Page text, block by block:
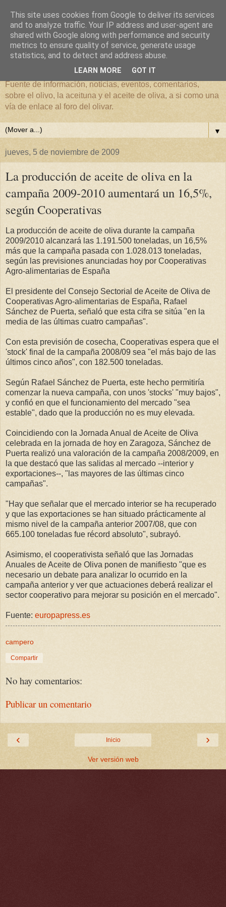
El mundo del Olivar
Fuente de información, noticias, eventos, comentarios,
sobre el olivo, la aceituna y el aceite de oliva, a si como una
vía de enlace al foro del olivar.
▼
jueves, 5 de noviembre de 2009
La producción de aceite de oliva en la
campaña 2009-2010 aumentará un 16,5%,
según Cooperativas
La producción de aceite de oliva durante la campaña
2009/2010 alcanzará las 1.191.500 toneladas, un 16,5%
más que la campaña pasada con 1.028.013 toneladas,
según las previsiones anunciadas hoy por Cooperativas
Agro-alimentarias de España
El presidente del Consejo Sectorial de Aceite de Oliva de
Cooperativas Agro-alimentarias de España, Rafael
Sánchez de Puerta, señaló que esta cifra se sitúa "en la
media de las últimas cuatro campañas".
Con esta previsión de cosecha, Cooperativas espera que el
'stock' final de la campaña 2008/09 sea "el más bajo de las
últimos cinco años", con 182.500 toneladas.
Según Rafael Sánchez de Puerta, este hecho permitiría
comenzar la nueva campaña, con unos 'stocks' "muy bajos",
y confió en que el funcionamiento del mercado "sea
estable", dado que la producción no es muy elevada.
Coincidiendo con la Jornada Anual de Aceite de Oliva
celebrada en la jornada de hoy en Zaragoza, Sánchez de
Puerta realizó una valoración de la campaña 2008/2009, en
la que destacó que las salidas al mercado --interior y
exportaciones--, "las mayores de las últimas cinco
campañas".
"Hay que señalar que el mercado interior se ha recuperado
y que las exportaciones se han situado prácticamente al
mismo nivel de la campaña anterior 2007/08, que con
665.100 toneladas fue récord absoluto", subrayó.
Asimismo, el cooperativista señaló que las Jornadas
Anuales de Aceite de Oliva ponen de manifiesto "que es
necesario un debate para analizar lo ocurrido en la
campaña anterior y ver que actuaciones deberá realizar el
sector cooperativo para mejorar su posición en el mercado".
Fuente: europapress.es
campero
Compartir
No hay comentarios:
Publicar un comentario
‹ ›
Inicio
Ver versión web
This site uses cookies from Google to deliver its services
and to analyze traffic. Your IP address and user-agent are
shared with Google along with performance and security
metrics to ensure quality of service, generate usage
statistics, and to detect and address abuse.
LEARN MORE GOT IT